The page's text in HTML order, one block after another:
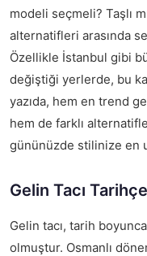
modeli seçmeli? Taşlı
alternatifleri arasında
Özellikle İstanbul gibi
değiştiği yerlerde, bu
yazıda, hem en trend
hem de farklı
gününüzde stilinize en
Gelin Tacı
Gelin tacı, tarih
olmuştur. Osmanlı